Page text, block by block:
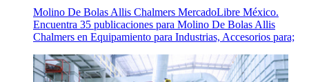
Molino De Bolas Allis Chalmers MercadoLibre México.
Encuentra 35 publicaciones para Molino De Bolas Allis
Chalmers en Equipamiento para Industrias, Accesorios para;